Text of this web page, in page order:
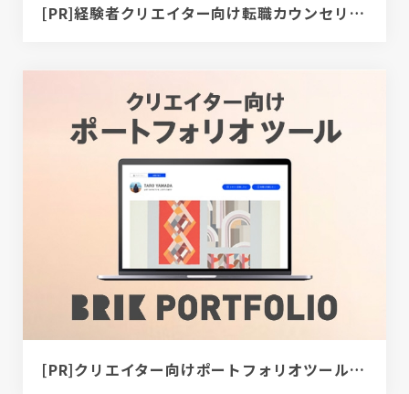
[PR]経験者クリエイター向け転職カウンセリング｜デザイナー / ディレクター / エンジニア
[PR]クリエイター向けポートフォリオツール｜BRIK PORTFOLIO